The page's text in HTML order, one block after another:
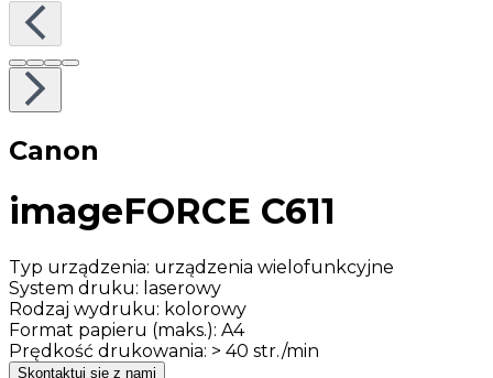
Canon
imageFORCE C611
Typ urządzenia: urządzenia wielofunkcyjne
System druku: laserowy
Rodzaj wydruku: kolorowy
Format papieru (maks.): A4
Prędkość drukowania: > 40 str./min
Skontaktuj się z nami